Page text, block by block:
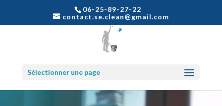
06-25-89-27-22
contact.se.clean@gmail.com
Sélectionner une page